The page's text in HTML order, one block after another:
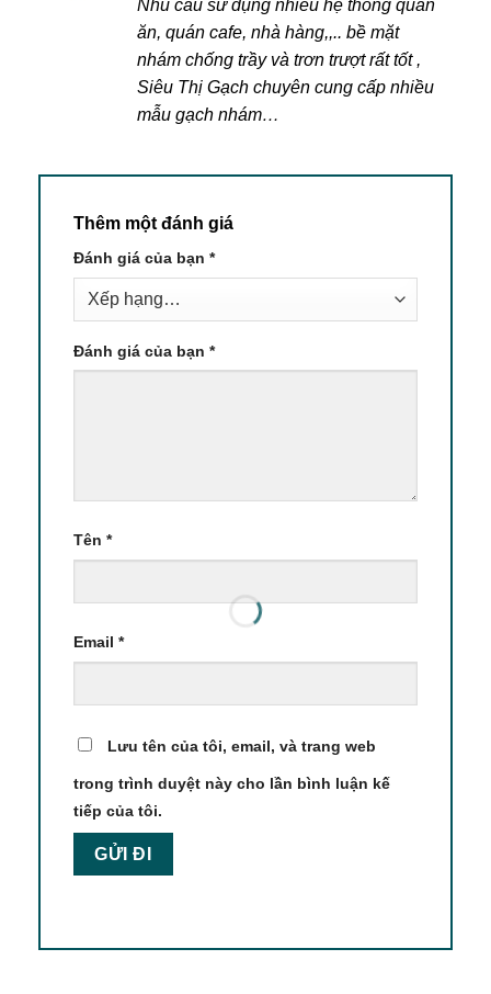
sao
Nhu cầu sử dụng nhiều hệ thống quán
ăn, quán cafe, nhà hàng,,.. bề mặt
nhám chống trầy và trơn trượt rất tốt ,
Siêu Thị Gạch chuyên cung cấp nhiều
mẫu gạch nhám…
Thêm một đánh giá
Đánh giá của bạn *
Đánh giá của bạn *
Tên *
Email *
Lưu tên của tôi, email, và trang web
trong trình duyệt này cho lần bình luận kế
tiếp của tôi.